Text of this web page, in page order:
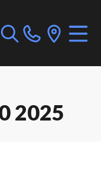
2025